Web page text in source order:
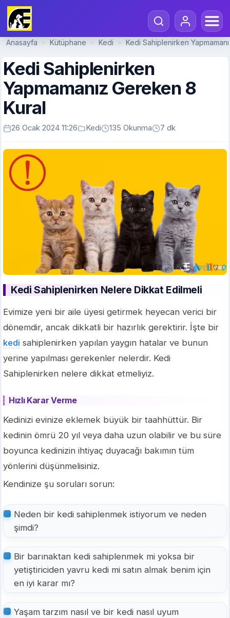
Anasayfa > Kütüphane > Kedi > Kedi Sahiplenirken
Kedi Sahiplenirken
Yapmamanız Gereken 8
Kural
26 Ocak 2024 11:26 Kedi 135 Okunma 7 dk
Kedi Sahiplenirken Nelere Dikkat Edilmeli
Evimize yeni bir aile üyesi getirmek heyecan verici bir
dönemdir, ancak dikkatli bir hazırlık gerektirir. İşte bir
kedi sahiplenirken yapılan yaygın hatalar ve bunun
yerine yapılması gerekenler nelerdir. Kedi
Sahiplenirken nelere dikkat etmeliyiz.
Hızlı Karar Verme
Kedinizi evinize eklemek büyük bir taahhüttür. Bir
kedinin ömrü 20 yıl veya daha uzun olabilir ve bu süre
boyunca kedinizin ihtiyaç duyacağı bakımın tüm
yönlerini düşünmelisiniz.
Kendinize şu soruları sorun:
Neden bir kedi sahiplenmek istiyorum ve neden
şimdi?
Bir barınaktan kedi sahiplenmek mi yoksa bir
yetiştiriciden yavru kedi mi satın almak benim için
en iyi karar mı?
Yaşam tarzım nasıl ve bir kedi nasıl uyum